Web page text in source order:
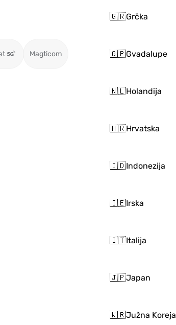
🇬🇷Grčka
Magticom 🇬🇵Gvadalupe
🇳🇱Holandija
🇭🇷Hrvatska
🇮🇩Indonezija
🇮🇪Irska
🇮🇹Italija
🇯🇵Japan
🇰🇷Južna Koreja